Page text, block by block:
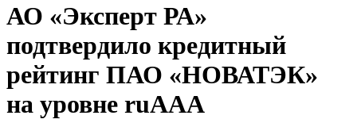
АО «Эксперт РА»
подтвердило кредитный
рейтинг ПАО «НОВАТЭК»
на уровне ruAAA